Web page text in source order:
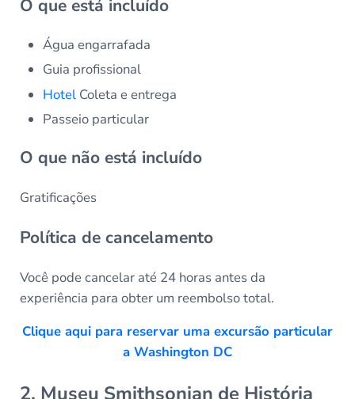
O que está incluído
Água engarrafada
Guia profissional
Hotel Coleta e entrega
Passeio particular
O que não está incluído
Gratificações
Política de cancelamento
Você pode cancelar até 24 horas antes da
experiência para obter um reembolso total.
Clique aqui para reservar uma excursão particular
a Washington DC
2. Museu Smithsonian de História